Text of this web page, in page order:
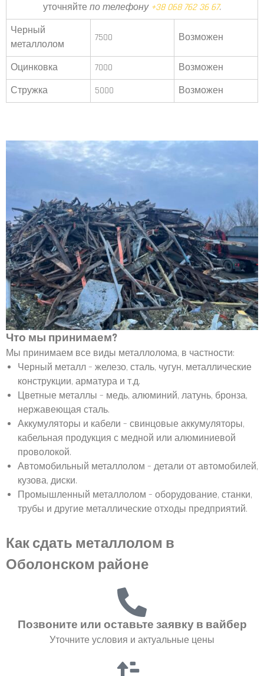
уточняйте по телефону +38 068 762 36 67.
Черный
металлолом
7500 Возможен
Оцинковка 7000
Возможен
Стружка
5000 Возможен
Что мы принимаем?
Мы принимаем все виды металлолома, в частности:
Черный металл – железо, сталь, чугун, металлические
конструкции, арматура и т.д.
Цветные металлы – медь, алюминий, латунь, бронза,
нержавеющая сталь.
Аккумуляторы и кабели – свинцовые аккумуляторы,
кабельная продукция с медной или алюминиевой
проволокой.
Автомобильный металлолом – детали от автомобилей,
кузова, диски.
Промышленный металлолом – оборудование, станки,
трубы и другие металлические отходы предприятий.
Как сдать металлолом в
Оболонском районе
Позвоните или оставьте заявку в вайбер
Уточните условия и актуальные цены